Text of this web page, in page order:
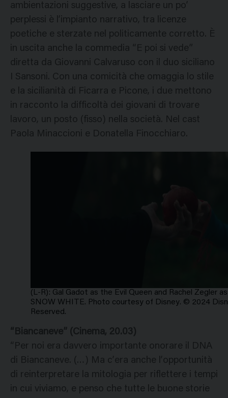
ambientazioni suggestive, a lasciare un po’
perplessi è l’impianto narrativo, tra licenze
poetiche e sterzate nel politicamente corretto. È
in uscita anche la commedia “E poi si vede”
diretta da Giovanni Calvaruso con il duo siciliano
I Sansoni. Con una comicità che omaggia lo stile
e la sicilianità di Ficarra e Picone, i due mettono
in racconto la difficoltà dei giovani di trovare
lavoro, un posto (fisso) nella società. Nel cast
Paola Minaccioni e Donatella Finocchiaro.
(L-R): Gal Gadot as the Evil Queen and Rachel Zegler
SNOW WHITE. Photo courtesy of Disney. © 2024
Reserved.
“Biancaneve” (Cinema, 20.03)
“Per noi era davvero importante onorare il DNA
di Biancaneve. (…) Ma c’era anche l’opportunità
di reinterpretare la mitologia per riflettere i tempi
in cui viviamo, e penso che tutte le buone storie